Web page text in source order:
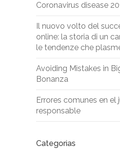
Coronavirus disease
Il nuovo volto del
online: la storia di un
le tendenze che
Avoiding Mistakes in
Bonanza
Errores comunes en el
responsable
Categorias